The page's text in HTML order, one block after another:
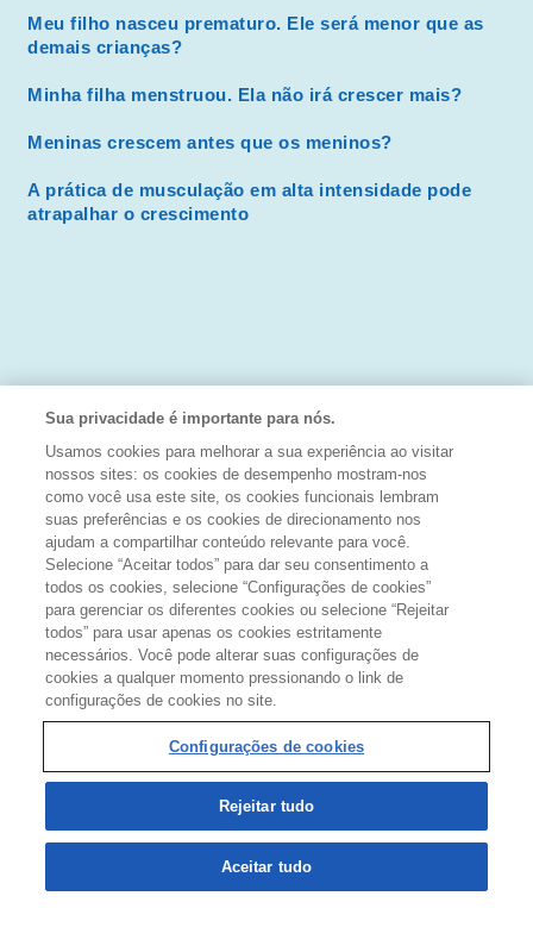
Meu filho nasceu prematuro. Ele será menor que as
demais crianças?
Minha filha menstruou. Ela não irá crescer mais?
Meninas crescem antes que os meninos?
A prática de musculação em alta intensidade pode
atrapalhar o crescimento
Configurações de cookies
REALIZAÇÃO:
TERMOS DE USO
POLÍTICA DE PRIVACIDADE
SERVIÇO DE ATENDIMENTO AO CLIENTE (SAC)
Sua privacidade é importante para nós.
Usamos cookies para melhorar a sua experiência ao visitar
nossos sites: os cookies de desempenho mostram-nos
como você usa este site, os cookies funcionais lembram
suas preferências e os cookies de direcionamento nos
ajudam a compartilhar conteúdo relevante para você.
Selecione “Aceitar todos” para dar seu consentimento a
todos os cookies, selecione “Configurações de cookies”
para gerenciar os diferentes cookies ou selecione “Rejeitar
todos” para usar apenas os cookies estritamente
necessários. Você pode alterar suas configurações de
cookies a qualquer momento pressionando o link de
configurações de cookies no site.
Configurações de cookies
Rejeitar tudo
Aceitar tudo